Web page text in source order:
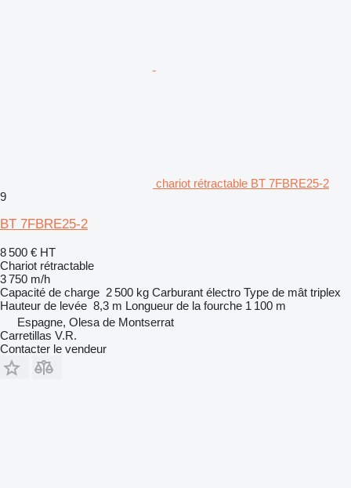
chariot rétractable BT 7FBRE25-2
9
BT 7FBRE25-2
8 500 € HT
Chariot rétractable
3 750 m/h
Capacité de charge 2 500 kg Carburant électro Type de mât triplex
Hauteur de levée 8,3 m Longueur de la fourche 1 100 m
Espagne, Olesa de Montserrat
Carretillas V.R.
Contacter le vendeur